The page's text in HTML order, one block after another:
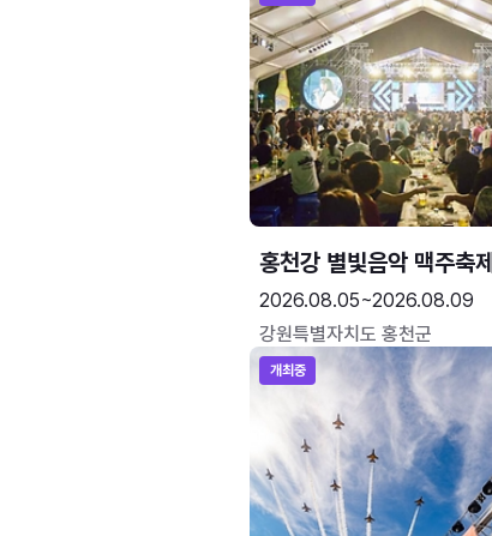
홍천강 별빛음악 맥주축제
2026.08.05~2026.08.09
강원특별자치도 홍천군
개최중